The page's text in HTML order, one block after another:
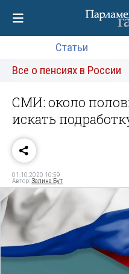
Статьи
Все о пенсиях в России
СМИ: около
искать
01.10.2020 10:59
Автор:Залина Бут